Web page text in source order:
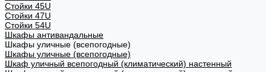
Стойки 45U
Стойки 47U
Стойки 54U
Шкафы антивандальные
Шкафы уличные (всепогодные)
Шкафы уличные (всепогодные)
Шкаф уличный всепогодный (климатический) настенный